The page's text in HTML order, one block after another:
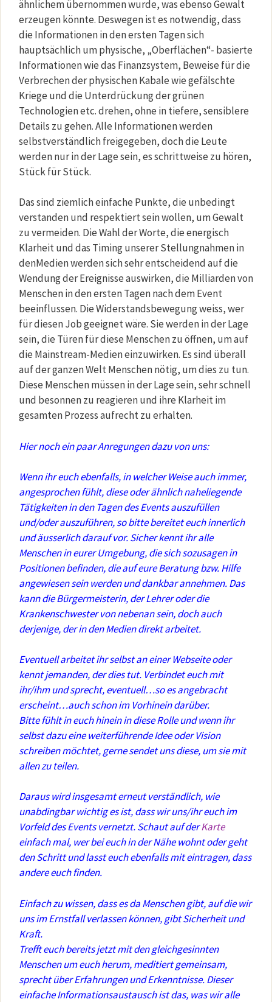
ähnlichem übernommen wurde, was ebenso Gewalt
erzeugen könnte. Deswegen ist es notwendig, dass
die Informationen in den ersten Tagen sich
hauptsächlich um physische, „Oberflächen“- basierte
Informationen wie das Finanzsystem, Beweise für die
Verbrechen der physischen Kabale wie gefälschte
Kriege und die Unterdrückung der grünen
Technologien etc. drehen, ohne in tiefere, sensiblere
Details zu gehen. Alle Informationen werden
selbstverständlich freigegeben, doch die Leute
werden nur in der Lage sein, es schrittweise zu hören,
Stück für Stück.
Das sind ziemlich einfache Punkte, die unbedingt
verstanden und respektiert sein wollen, um Gewalt
zu vermeiden. Die Wahl der Worte, die energisch
Klarheit und das Timing unserer Stellungnahmen in
denMedien werden sich sehr entscheidend auf die
Wendung der Ereignisse auswirken, die Milliarden von
Menschen in den ersten Tagen nach dem Event
beeinflussen. Die Widerstandsbewegung weiss, wer
für diesen Job geeignet wäre. Sie werden in der Lage
sein, die Türen für diese Menschen zu öffnen, um auf
die Mainstream-Medien einzuwirken. Es sind überall
auf der ganzen Welt Menschen nötig, um dies zu tun.
Diese Menschen müssen in der Lage sein, sehr schnell
und besonnen zu reagieren und ihre Klarheit im
gesamten Prozess aufrecht zu erhalten.
Hier noch ein paar Anregungen dazu von uns:
Wenn ihr euch ebenfalls, in welcher Weise auch immer,
angesprochen fühlt, diese oder ähnlich naheliegende
Tätigkeiten in den Tagen des Events auszufüllen
und/oder auszuführen, so bitte bereitet euch innerlich
und äusserlich darauf vor. Sicher kennt ihr alle
Menschen in eurer Umgebung, die sich sozusagen in
Positionen befinden, die auf eure Beratung bzw. Hilfe
angewiesen sein werden und dankbar annehmen. Das
kann die Bürgermeisterin, der Lehrer oder die
Krankenschwester von nebenan sein, doch auch
derjenige, der in den Medien direkt arbeitet.
Eventuell arbeitet ihr selbst an einer Webseite oder
kennt jemanden, der dies tut. Verbindet euch mit
ihr/ihm und sprecht, eventuell…so es angebracht
erscheint…auch schon im Vorhinein darüber.
Bitte fühlt in euch hinein in diese Rolle und wenn ihr
selbst dazu eine weiterführende Idee oder Vision
schreiben möchtet, gerne sendet uns diese, um sie mit
allen zu teilen.
Daraus wird insgesamt erneut verständlich, wie
unabdingbar wichtig es ist, dass wir uns/ihr euch im
Vorfeld des Events vernetzt. Schaut auf derKarte
einfach mal, wer bei euch in der Nähe wohnt oder geht
den Schritt und lasst euch ebenfalls mit eintragen, dass
andere euch finden.
Einfach zu wissen, dass es da Menschen gibt, auf die wir
uns im Ernstfall verlassen können, gibt Sicherheit und
Kraft.
Trefft euch bereits jetzt mit den gleichgesinnten
Menschen um euch herum, meditiert gemeinsam,
sprecht über Erfahrungen und Erkenntnisse. Dieser
einfache Informationsaustausch ist das, was wir alle